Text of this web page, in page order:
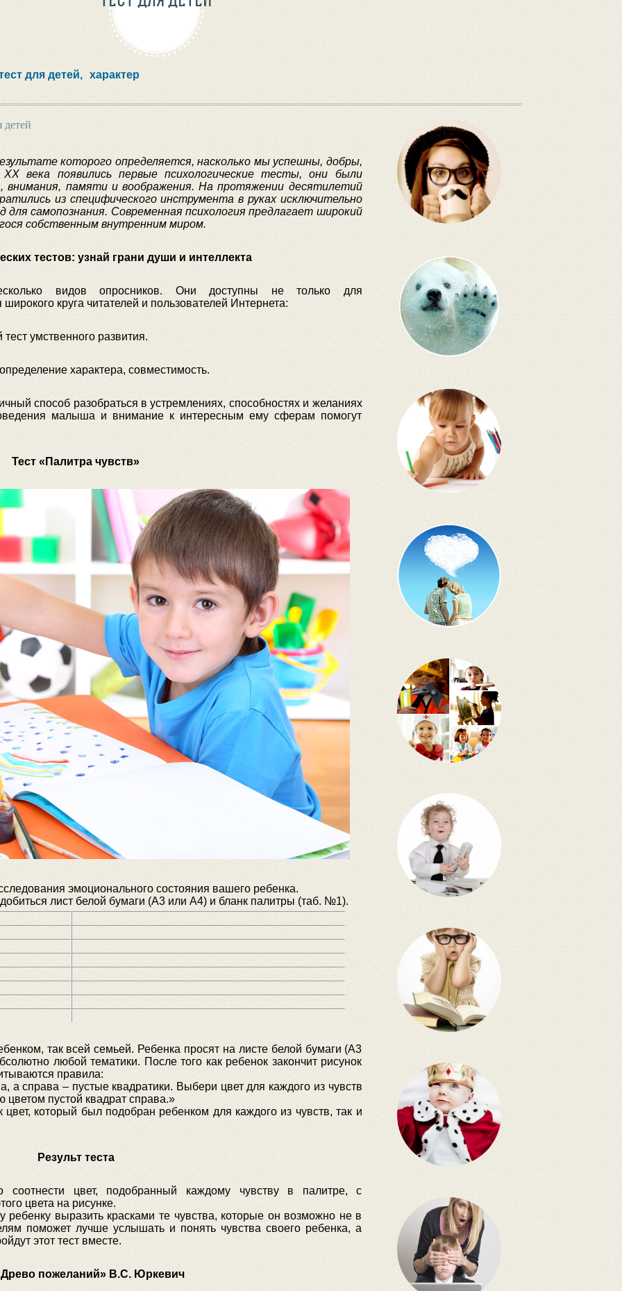
для детей, характер
детей
которого определяется, насколько мы успешны, добры,
века появились первые психологические тесты, они были
внимания, памяти и воображения. На протяжении десятилетий
из специфического инструмента в руках исключительно
самопознания. Современная психология предлагает широкий
собственным внутренним миром.
тестов: узнай грани души и интеллекта
видов опросников. Они доступны не только для
круга читателей и пользователей Интернета:
умственного развития.
характера, совместимость.
способ разобраться в устремлениях, способностях и желаниях
малыша и внимание к интересным ему сферам помогут
Тест «Палитра чувств»
эмоционального состояния вашего ребенка.
лист белой бумаги (А3 или А4) и бланк палитры (таб. №1).
так всей семьей. Ребенка просят на листе белой бумаги (А3
любой тематики. После того как ребенок закончит рисунок
правила:
а справа – пустые квадратики. Выбери цвет для каждого из чувств
пустой квадрат справа.»
который был подобран ребенком для каждого из чувств, так и
Результ теста
соотнести цвет, подобранный каждому чувству в палитре, с
цвета на рисунке.
выразить красками те чувства, которые он возможно не в
поможет лучше услышать и понять чувства своего ребенка, а
этот тест вместе.
пожеланий» В.С. Юркевич